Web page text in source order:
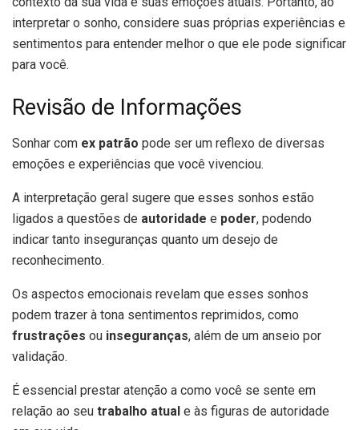
interpretar o sonho, considere suas próprias experiências e
sentimentos para entender melhor o que ele pode significar
para você.
Revisão de Informações
Sonhar com ex patrão pode ser um reflexo de diversas
emoções e experiências que você vivenciou.
A interpretação geral sugere que esses sonhos estão
ligados a questões de autoridade e poder, podendo
indicar tanto inseguranças quanto um desejo de
reconhecimento.
Os aspectos emocionais revelam que esses sonhos
podem trazer à tona sentimentos reprimidos, como
frustrações ou inseguranças, além de um anseio por
validação.
É essencial prestar atenção a como você se sente em
relação ao seu trabalho atual e às figuras de autoridade